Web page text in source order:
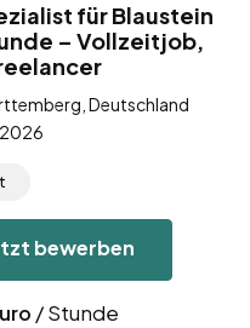
für Blaustein
– Vollzeitjob,
Deutschland
bewerben
/ Stunde